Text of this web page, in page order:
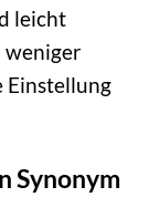
leicht
weniger
Einstellung
Synonym